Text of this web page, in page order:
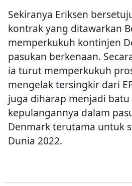
Sekiranya Eriksen
kontrak yang ditawarkan
memperkukuh kontinjen
pasukan berkenaan.
ia turut memperkukuh
mengelak tersingkir dari
juga diharap menjadi batu
kepulangannya dalam
Denmark terutama untuk
Dunia 2022.